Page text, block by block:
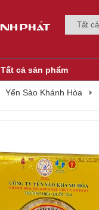
Tất cả sản phẩm
Yến Sào Khánh Hòa